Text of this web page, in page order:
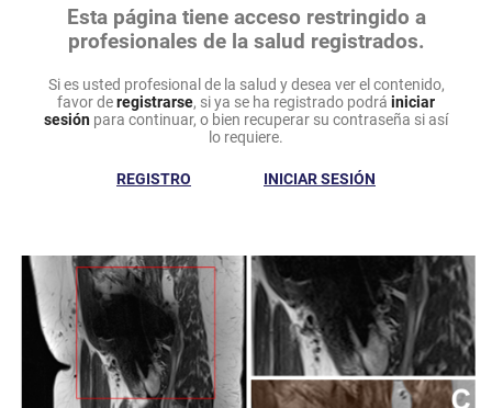
Esta página tiene acceso restringido a
profesionales de la salud registrados.
Si es usted profesional de la salud y desea ver el contenido,
favor deregistrarse, si ya se ha registrado podrá iniciar
sesión para continuar, o bien recuperar su contraseña si así
lo requiere.
REGISTRO INICIAR SESIÓN